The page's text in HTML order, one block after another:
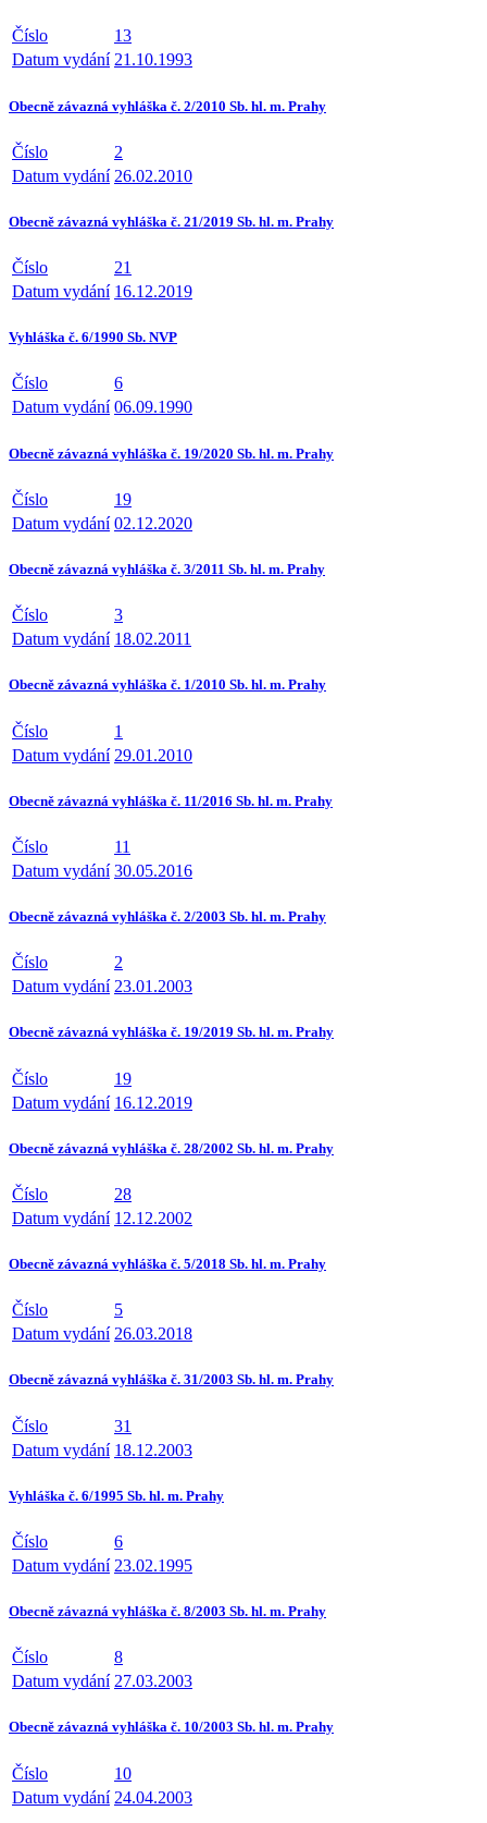
Číslo
13
Datum vydání 21.10.1993
Obecně závazná vyhláška č. 2/2010 Sb. hl. m. Prahy
Číslo
2
Datum vydání 26.02.2010
Obecně závazná vyhláška č. 21/2019 Sb. hl. m. Prahy
Číslo
21
Datum vydání 16.12.2019
Vyhláška č. 6/1990 Sb. NVP
Číslo
6
Datum vydání 06.09.1990
Obecně závazná vyhláška č. 19/2020 Sb. hl. m. Prahy
Číslo
19
Datum vydání 02.12.2020
Obecně závazná vyhláška č. 3/2011 Sb. hl. m. Prahy
Číslo
3
Datum vydání 18.02.2011
Obecně závazná vyhláška č. 1/2010 Sb. hl. m. Prahy
Číslo
1
Datum vydání 29.01.2010
Obecně závazná vyhláška č. 11/2016 Sb. hl. m. Prahy
Číslo
11
Datum vydání 30.05.2016
Obecně závazná vyhláška č. 2/2003 Sb. hl. m. Prahy
Číslo
2
Datum vydání 23.01.2003
Obecně závazná vyhláška č. 19/2019 Sb. hl. m. Prahy
Číslo
19
Datum vydání 16.12.2019
Obecně závazná vyhláška č. 28/2002 Sb. hl. m. Prahy
Číslo
28
Datum vydání 12.12.2002
Obecně závazná vyhláška č. 5/2018 Sb. hl. m. Prahy
Číslo
5
Datum vydání 26.03.2018
Obecně závazná vyhláška č. 31/2003 Sb. hl. m. Prahy
Číslo
31
Datum vydání 18.12.2003
Vyhláška č. 6/1995 Sb. hl. m. Prahy
Číslo
6
Datum vydání 23.02.1995
Obecně závazná vyhláška č. 8/2003 Sb. hl. m. Prahy
Číslo
8
Datum vydání 27.03.2003
Obecně závazná vyhláška č. 10/2003 Sb. hl. m. Prahy
Číslo
10
Datum vydání 24.04.2003